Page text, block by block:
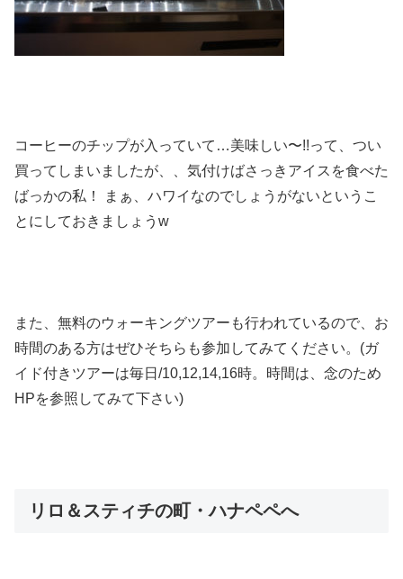
コーヒーのチップが入っていて…美味しい〜!!って、つい
買ってしまいましたが、、気付けばさっきアイスを食べた
ばっかの私！ まぁ、ハワイなのでしょうがないというこ
とにしておきましょうw
また、無料のウォーキングツアーも行われているので、お
時間のある方はぜひそちらも参加してみてください。(ガ
イド付きツアーは毎日/10,12,14,16時。時間は、念のため
HPを参照してみて下さい)
リロ＆スティチの町・ハナペペへ